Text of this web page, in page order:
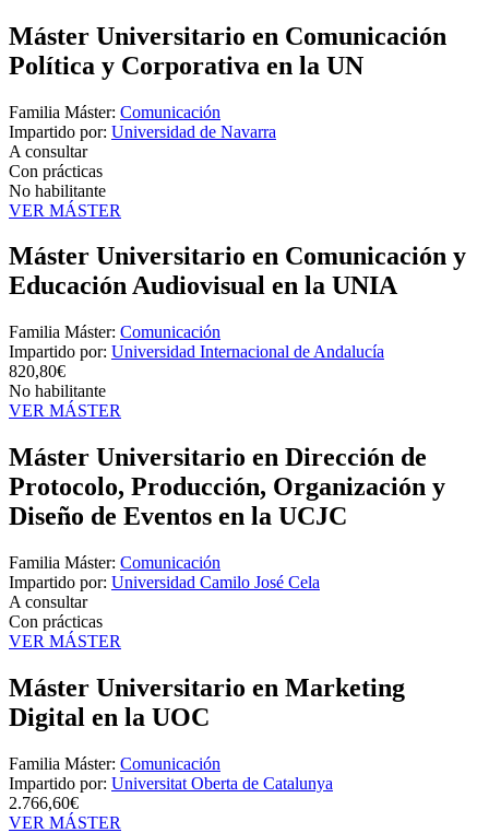
Máster Universitario en Comunicación
Política y Corporativa en la UN
Familia Máster: Comunicación
Impartido por: Universidad de Navarra
A consultar
Con prácticas
No habilitante
VER MÁSTER
Máster Universitario en Comunicación y
Educación Audiovisual en la UNIA
Familia Máster: Comunicación
Impartido por: Universidad Internacional de Andalucía
820,80€
No habilitante
VER MÁSTER
Máster Universitario en Dirección de
Protocolo, Producción, Organización y
Diseño de Eventos en la UCJC
Familia Máster: Comunicación
Impartido por: Universidad Camilo José Cela
A consultar
Con prácticas
VER MÁSTER
Máster Universitario en Marketing
Digital en la UOC
Familia Máster: Comunicación
Impartido por: Universitat Oberta de Catalunya
2.766,60€
VER MÁSTER